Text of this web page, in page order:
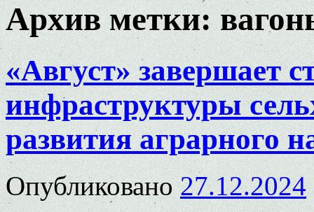
Архив метки:
«Август» завершает
инфраструктуры
развития аграрного
Опубликовано 27.12.2024